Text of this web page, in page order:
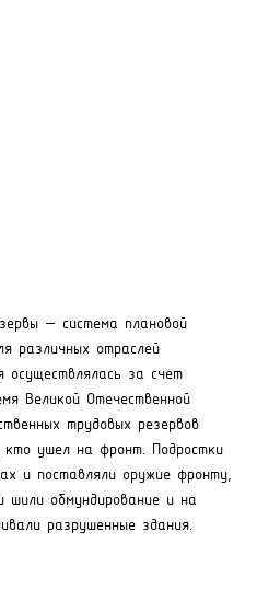
— система плановой
различных отраслей
осуществлялась за счет
Великой Отечественной
трудовых резервов
ушел на фронт. Подростки
и поставляли оружие фронту,
шили обмундирование и на
разрушенные здания.